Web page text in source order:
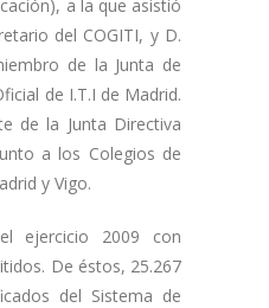
a la que asistió
del COGITI, y D.
de la Junta de
de I.T.I de Madrid.
de la Junta Directiva
a los Colegios de
y Vigo.
ejercicio 2009 con
De éstos, 25.267
del Sistema de